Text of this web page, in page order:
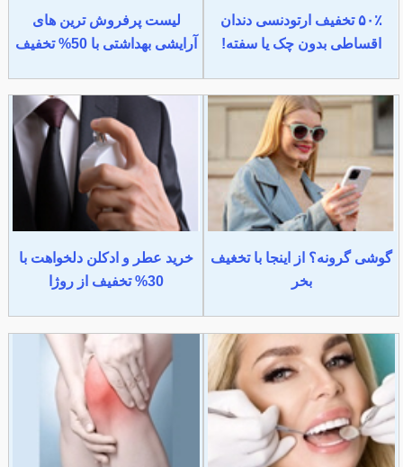
۵۰٪ تخفیف ارتودنسی دندان
اقساطی بدون چک یا سفته!
لیست پرفروش ترین های
آرایشی بهداشتی با 50% تخفیف
گوشی گرونه؟ از اینجا با تخغیف
بخر
خرید عطر و ادکلن دلخواهت با
30% تخفیف از روژا